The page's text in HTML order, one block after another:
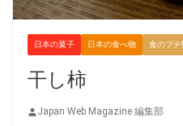
日本の菓子 日本の食べ物 食のプ
干し柿
Japan Web Magazine 編集部